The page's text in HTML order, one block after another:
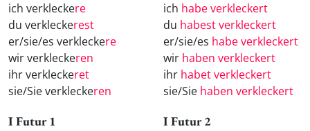
ich verkleckere
du verkleckerest
er/sie/es verkleckere
wir verkleckeren
ihr verkleckeret
sie/Sie verkleckeren
ich habe verkleckert
du habest verkleckert
er/sie/es habe verkleckert
wir haben verkleckert
ihr habet verkleckert
sie/Sie haben verkleckert
I Futur 1 I Futur 2